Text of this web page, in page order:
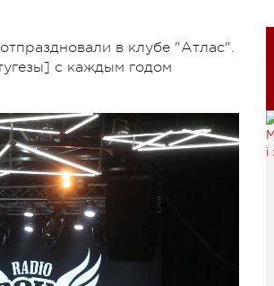
в клубе "Атлас".
с каждым годом